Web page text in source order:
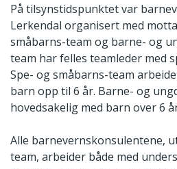
På tilsynstidspunktet var
Lerkendal organisert med
småbarns-team og barne- og
team har felles teamleder med
Spe- og småbarns-team
barn opp til 6 år. Barne- og
hovedsakelig med barn over 6
Alle barnevernskonsulentene,
team, arbeider både med